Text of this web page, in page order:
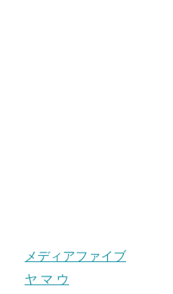
メディアファイブ
ヤ マ ウ